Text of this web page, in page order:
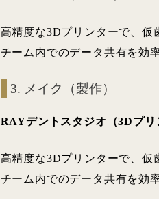
高精度な3Dプリンターで、仮
チーム内でのデータ共有を効
3. メイク（製作）
RAYデントスタジオ（3Dプリ
高精度な3Dプリンターで、仮
チーム内でのデータ共有を効